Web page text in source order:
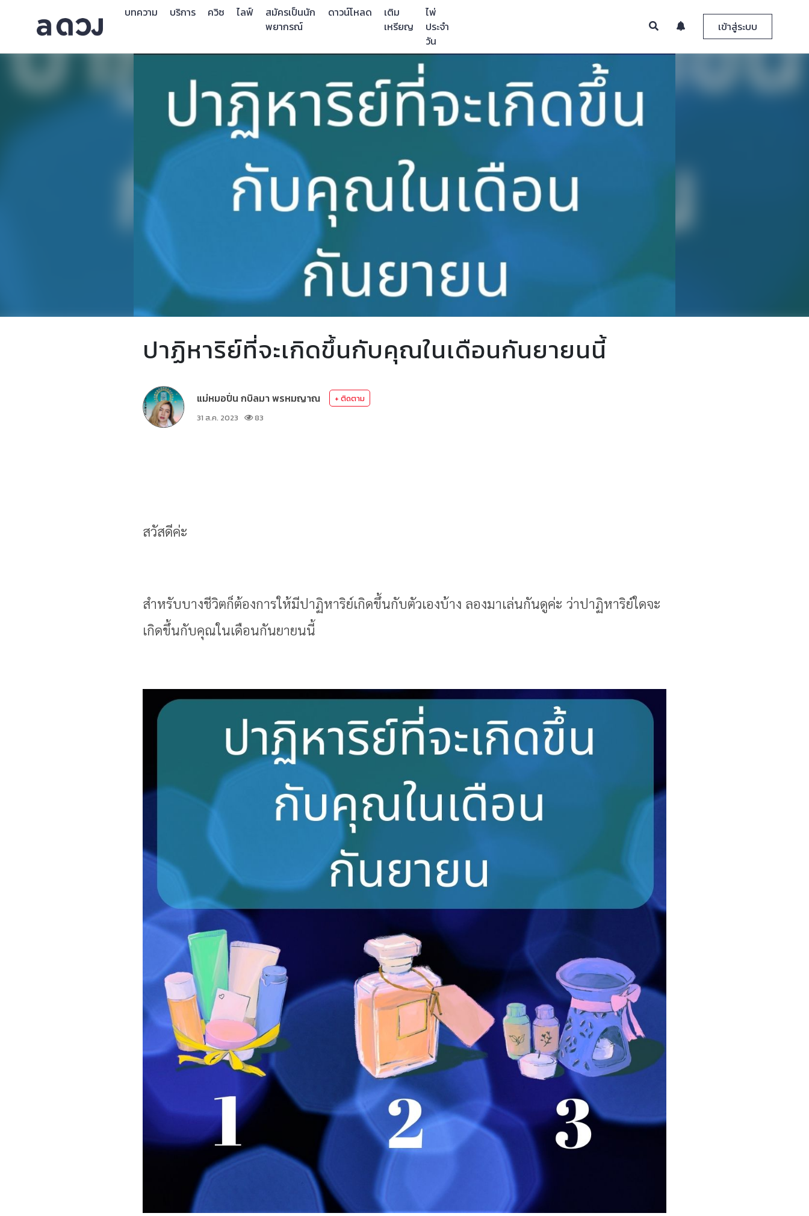
บทความ บริการ ควิซ ไลฟ์
สมัครเป็นนัก
พยากรณ์
ดาวน์โหลด
เติม
เหรียญ
ไพ่
ประจำ
วัน
เข้าสู่ระบบ
ปาฏิหาริย์ที่จะเกิดขึ้นกับคุณในเดือนกันยายนนี้
แม่หมอปิ่น กบิลมา พรหมญาณ
+ ติดตาม
31 ส.ค. 2023
83
สวัสดีค่ะ
สำหรับบางชีวิตก็ต้องการให้มีปาฏิหาริย์เกิดขึ้นกับตัวเองบ้าง ลองมาเล่นกันดูค่ะ ว่าปาฏิหาริย์ใดจะ
เกิดขึ้นกับคุณในเดือนกันยายนนี้